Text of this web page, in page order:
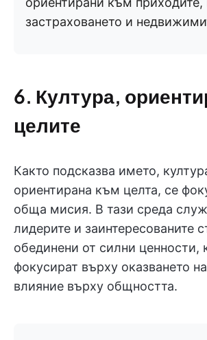
застраховането и
6. Култура,
целите
Както подсказва името,
ориентирана към целта, се
обща мисия. В тази среда
лидерите и заинтересованите
обединени от силни ценности,
фокусират върху оказването
влияние върху общността.